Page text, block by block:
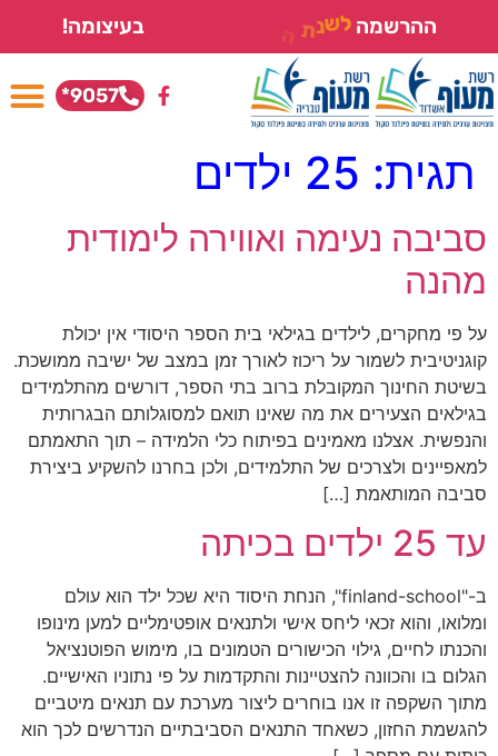
ההרשמה לשנת
ם
בעיצומה!
9057*
תגית: 25 ילדים
סביבה נעימה ואווירה לימודית
מהנה
על פי מחקרים, לילדים בגילאי בית הספר היסודי אין יכולת
קוגניטיבית לשמור על ריכוז לאורך זמן במצב של ישיבה ממושכת.
בשיטת החינוך המקובלת ברוב בתי הספר, דורשים מהתלמידים
בגילאים הצעירים את מה שאינו תואם למסוגלותם הבגרותית
והנפשית. אצלנו מאמינים בפיתוח כלי הלמידה – תוך התאמתם
למאפיינים ולצרכים של התלמידים, ולכן בחרנו להשקיע ביצירת
סביבה המותאמת […]
עד 25 ילדים בכיתה
ב-"finland-school", הנחת היסוד היא שכל ילד הוא עולם
ומלואו, והוא זכאי ליחס אישי ולתנאים אופטימליים למען מינופו
והכנתו לחיים, גילוי הכישורים הטמונים בו, מימוש הפוטנציאל
הגלום בו והכוונה להצטיינות והתקדמות על פי נתוניו האישיים.
מתוך השקפה זו אנו בוחרים ליצור מערכת עם תנאים מיטביים
להגשמת החזון, כשאחד התנאים הסביבתיים הנדרשים לכך הוא